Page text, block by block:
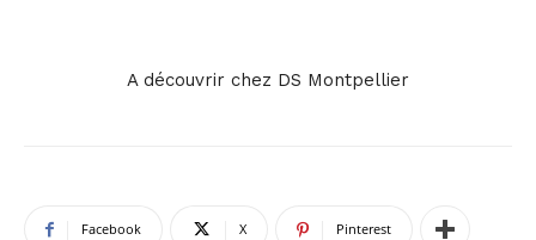
A découvrir chez DS Montpellier
Facebook X Pinterest